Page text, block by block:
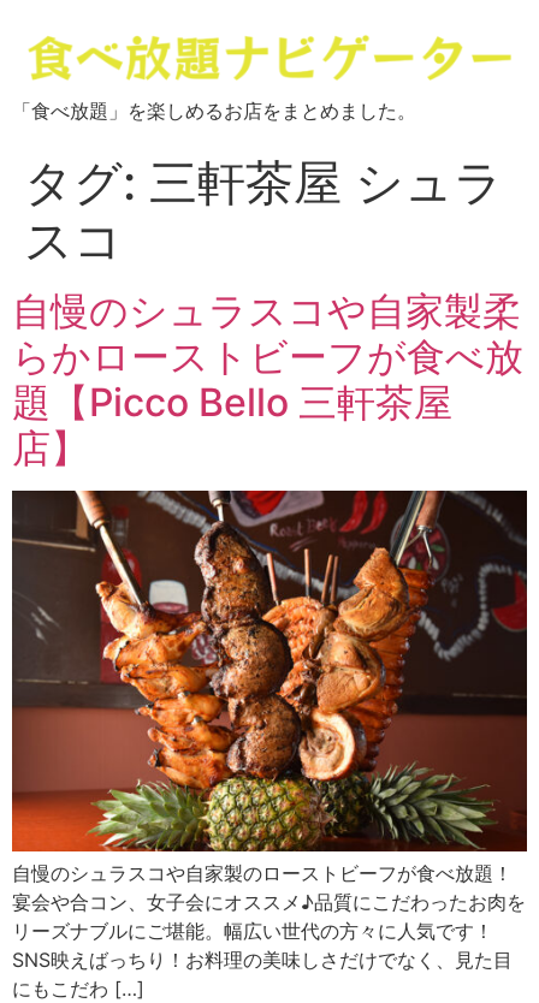
「食べ放題」を楽しめるお店をまとめました。
タグ: 三軒茶屋 シュラ
スコ
自慢のシュラスコや自家製柔
らかローストビーフが食べ放
題【Picco Bello 三軒茶屋
店】
自慢のシュラスコや自家製のローストビーフが食べ放題！
宴会や合コン、女子会にオススメ♪品質にこだわったお肉を
リーズナブルにご堪能。幅広い世代の方々に人気です！
SNS映えばっちり！お料理の美味しさだけでなく、見た目
にもこだわ […]